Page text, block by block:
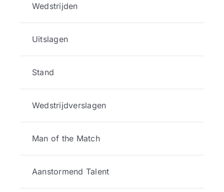
Wedstrijden
Uitslagen
Stand
Wedstrijdverslagen
Man of the Match
Aanstormend Talent